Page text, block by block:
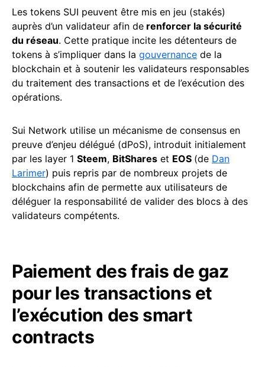
Les tokens SUI peuvent être mis en jeu (stakés)
auprès d’un validateur afin de renforcer la sécurité
du réseau. Cette pratique incite les détenteurs de
tokens à s’impliquer dans la gouvernance de la
blockchain et à soutenir les validateurs responsables
du traitement des transactions et de l’exécution des
opérations.
Sui Network utilise un mécanisme de consensus en
preuve d’enjeu délégué (dPoS), introduit initialement
par les layer 1 Steem, BitShares et EOS (de Dan
Larimer) puis repris par de nombreux projets de
blockchains afin de permette aux utilisateurs de
déléguer la responsabilité de valider des blocs à des
validateurs compétents.
Paiement des frais de gaz
pour les transactions et
l’exécution des smart
contracts